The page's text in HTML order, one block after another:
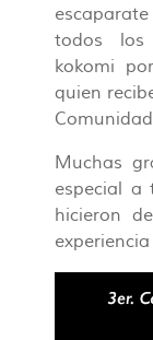
todos los
kokomi
quien
Muchas
especial a
hicieron